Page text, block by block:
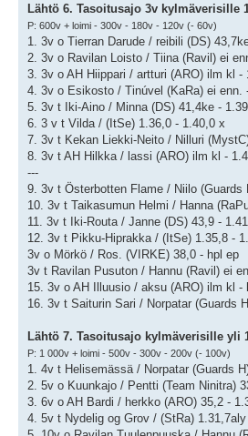
Lähtö 6. Tasoitusajo 3v kylmäverisille
P: 600v + loimi - 300v - 180v - 120v (- 60v)
1. 3v o Tierran Darude / reibili (DS)
2. 3v o Ravilan Loisto / Tiina (Ravil) ei
3. 3v o AH Hiippari / artturi (ARO) ilm kl -
4. 3v o Esikosto / Tinúvel (KaRa) ei enn.
5. 3v t Iki-Aino / Minna (DS) 41,4ke -
6. 3 v t Vilda / (ItSe) 1.36,0 - 1.40,0 x
7. 3v t Kekan Liekki-Neito / Nilluri
8. 3v t AH Hilkka / lassi (ARO) ilm kl -
---
9. 3v t Österbotten Flame / Niilo (Guards
10. 3v t Taikasumun Helmi / Hanna
11. 3v t Iki-Routa / Janne (DS) 43,9 -
12. 3v t Pikku-Hiprakka / (ItSe) 1.35,8 -
3v o Mörkö / Ros. (VIRKE) 38,0 - hpl ep
3v t Ravilan Pusuton / Hannu (Ravil) ei
15. 3v o AH Illuusio / aksu (ARO) ilm kl -
16. 3v t Saiturin Sari / Norpatar (Guards
Lähtö 7. Tasoitusajo kylmäverisille yli
P: 1 000v + loimi - 500v - 300v - 200v (- 100v)
1. 4v t Helisemässä / Norpatar (Guards
2. 5v o Kuunkajo / Pentti (Team Ninitra)
3. 6v o AH Bardi / herkko (ARO) 35,2 -
4. 5v t Nydelig og Grov / (StRa)